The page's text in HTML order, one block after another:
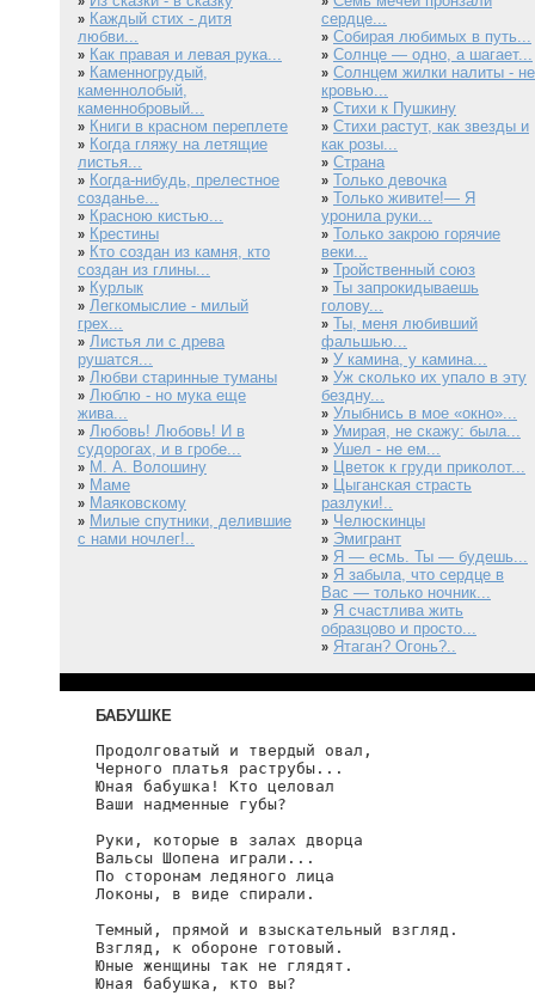
» Каждый стих - дитя
любви...
» Как правая и левая рука...
» Каменногрудый,
каменнолобый,
каменнобровый...
» Книги в красном переплете
» Когда гляжу на летящие
листья...
» Когда-нибудь, прелестное
созданье...
» Красною кистью...
» Крестины
» Кто создан из камня, кто
создан из глины...
» Курлык
» Легкомыслие - милый
грех...
» Листья ли с древа
рушатся...
» Любви старинные туманы
» Люблю - но мука еще
жива...
» Любовь! Любовь! И в
судорогах, и в гробе...
» М. А. Волошину
» Маме
» Маяковскому
» Милые спутники, делившие
с нами ночлег!..
сердце...
» Собирая любимых в путь...
» Солнце — одно, а шагает...
» Солнцем жилки налиты - не
кровью...
» Стихи к Пушкину
» Стихи растут, как звезды и
как розы...
» Страна
» Только девочка
» Только живите!— Я
уронила руки...
» Только закрою горячие
веки...
» Тройственный союз
» Ты запрокидываешь
голову...
» Ты, меня любивший
фальшью...
» У камина, у камина...
» Уж сколько их упало в эту
бездну...
» Улыбнись в мое «окно»...
» Умирая, не скажу: была...
» Ушел - не ем...
» Цветок к груди приколот...
» Цыганская страсть
разлуки!..
» Челюскинцы
» Эмигрант
» Я — есмь. Ты — будешь...
» Я забыла, что сердце в
Вас — только ночник...
» Я счастлива жить
образцово и просто...
» Ятаган? Огонь?..
БАБУШКЕ
Продолговатый и твердый овал,
Черного платья раструбы...
Юная бабушка! Кто целовал
Ваши надменные губы?
Руки, которые в залах дворца
Вальсы Шопена играли...
По сторонам ледяного лица
Локоны, в виде спирали.
Темный, прямой и взыскательный взгляд.
Взгляд, к обороне готовый.
Юные женщины так не глядят.
Юная бабушка, кто вы?